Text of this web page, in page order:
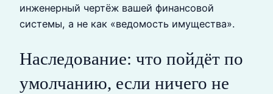
инженерный чертёж вашей финансовой
системы, а не как «ведомость имущества».
Наследование: что пойдёт по
умолчанию, если ничего не